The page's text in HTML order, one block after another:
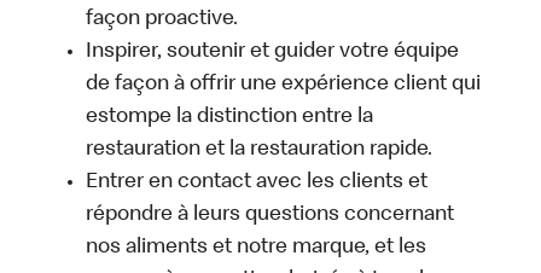
façon proactive.
Inspirer, soutenir et guider votre équipe
de façon à offrir une expérience client qui
estompe la distinction entre la
restauration et la restauration rapide.
Entrer en contact avec les clients et
répondre à leurs questions concernant
nos aliments et notre marque, et les